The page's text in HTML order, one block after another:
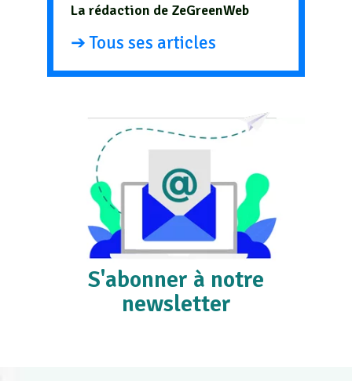
La rédaction de ZeGreenWeb
➔ Tous ses articles
S'abonner à notre
newsletter